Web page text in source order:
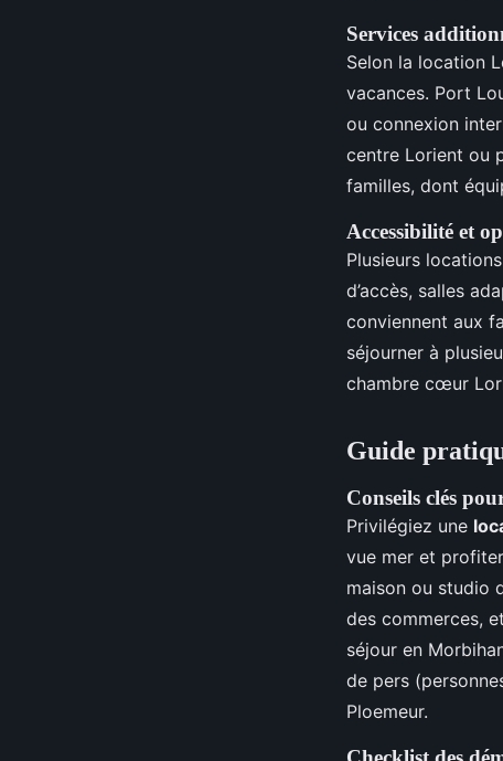
Services
Selon la location
vacances. Port
ou connexion
centre Lorient ou
familles, dont
Accessibilité et
Plusieurs
d’accès, salles
conviennent aux
séjourner à
chambre cœur
Guide
Conseils clés
Privilégiez une
vue mer et
maison ou studio
des commerces,
séjour en
de pers
Ploemeur.